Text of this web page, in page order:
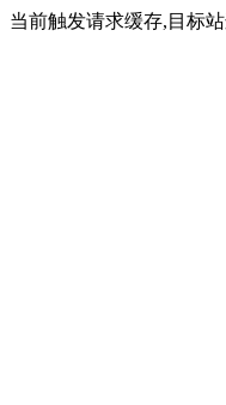
当前触发请求缓存,目标